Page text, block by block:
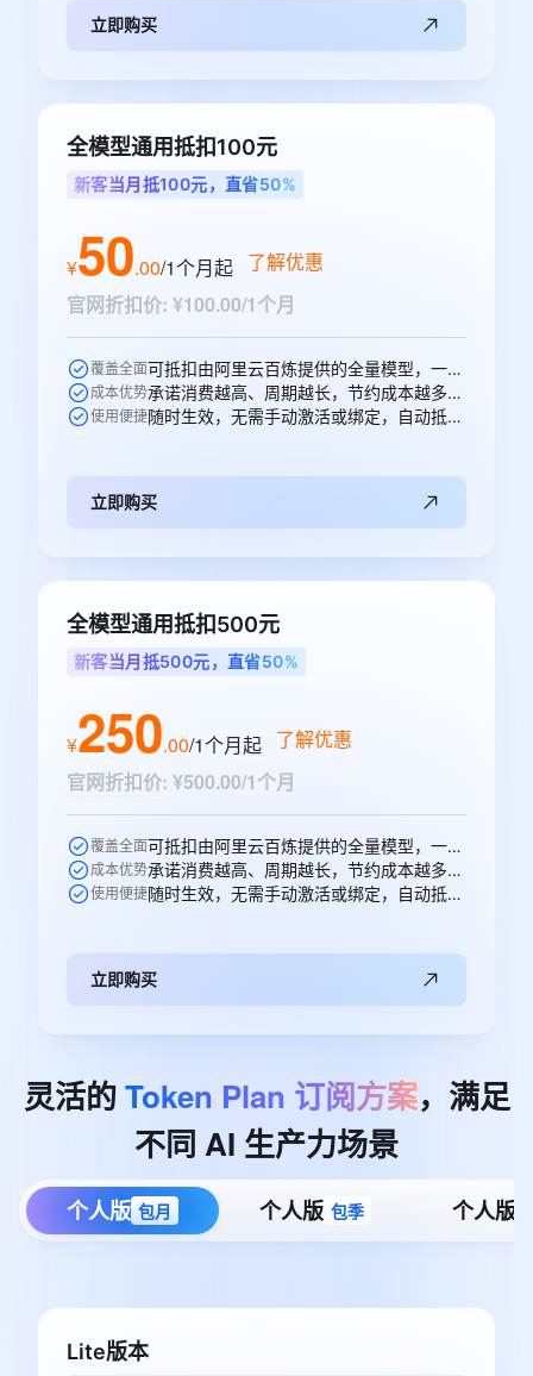
立即购买
全模型通用抵扣100元
新客当月抵100元，直省50%
¥50.00/1个月起 了解优惠
官网折扣价: ¥100.00/1个月
覆盖全面 可抵扣由阿里云百炼提供的全量模型，一次购买即可跨模型通享。
成本优势 承诺消费越高、周期越长，节约成本越多，直省50元。
使用便捷 随时生效，无需手动激活或绑定，自动抵扣。
立即购买
全模型通用抵扣500元
新客当月抵500元，直省50%
¥250.00/1个月起 了解优惠
官网折扣价: ¥500.00/1个月
覆盖全面 可抵扣由阿里云百炼提供的全量模型，一次购买即可跨模型通享。
成本优势 承诺消费越高、周期越长，节约成本越多，直省250元。
使用便捷 随时生效，无需手动激活或绑定，自动抵扣。
立即购买
灵活的 Token Plan 订阅方案，满足
不同 AI 生产力场景
个人版 包月 个人版 包季 个人版
Lite版本